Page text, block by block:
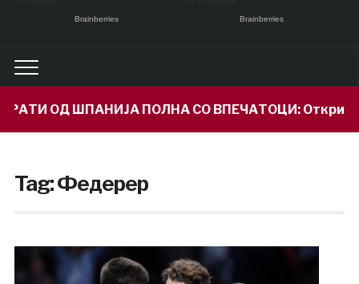
ОД ШПАНИЈА ПОЛНА СО ВПЕЧАТОЦИ: Откри сè за
Tag:Федерер